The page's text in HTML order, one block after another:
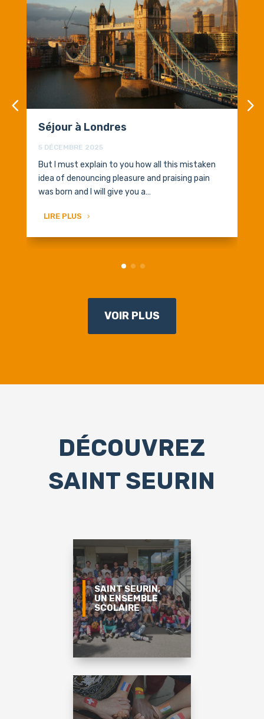
Séjour à Londres
5 DÉCEMBRE 2025
But I must explain to you how all this mistaken
idea of denouncing pleasure and praising pain
was born and I will give you a…
LIRE PLUS
VOIR PLUS
DÉCOUVREZ
SAINT SEURIN
SAINT SEURIN,
UN ENSEMBLE
SCOLAIRE